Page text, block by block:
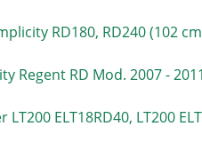
RD180, RD240 (102
Regent RD Mod. 2007 -
LT200 ELT18RD40, LT200